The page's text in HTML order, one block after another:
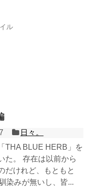
ル
日々。
THA BLUE HERB」を
た。 存在は以前から
だけれど、もともと
染みが無いし、皆...